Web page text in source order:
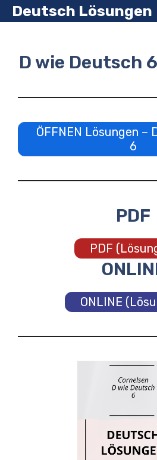
Zum
Inhalt
Deutsch Lösungen
D wie Deutsch
ÖFFNEN Lösungen –
6
PDF
PDF
ONLINE